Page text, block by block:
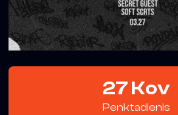
27 Kov
Penktadienis